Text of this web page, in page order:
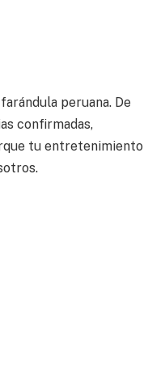
peruana. De
confirmadas,
tu entretenimiento